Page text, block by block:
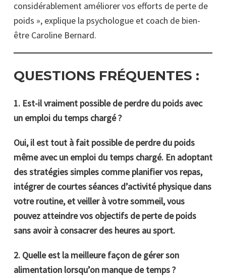
considérablement améliorer vos efforts de perte de
poids », explique la psychologue et coach de bien-
être Caroline Bernard.
QUESTIONS FRÉQUENTES :
1. Est-il vraiment possible de perdre du poids avec
un emploi du temps chargé ?
Oui, il est tout à fait possible de perdre du poids
même avec un emploi du temps chargé. En adoptant
des stratégies simples comme planifier vos repas,
intégrer de courtes séances d’activité physique dans
votre routine, et veiller à votre sommeil, vous
pouvez atteindre vos objectifs de perte de poids
sans avoir à consacrer des heures au sport.
2. Quelle est la meilleure façon de gérer son
alimentation lorsqu’on manque de temps ?